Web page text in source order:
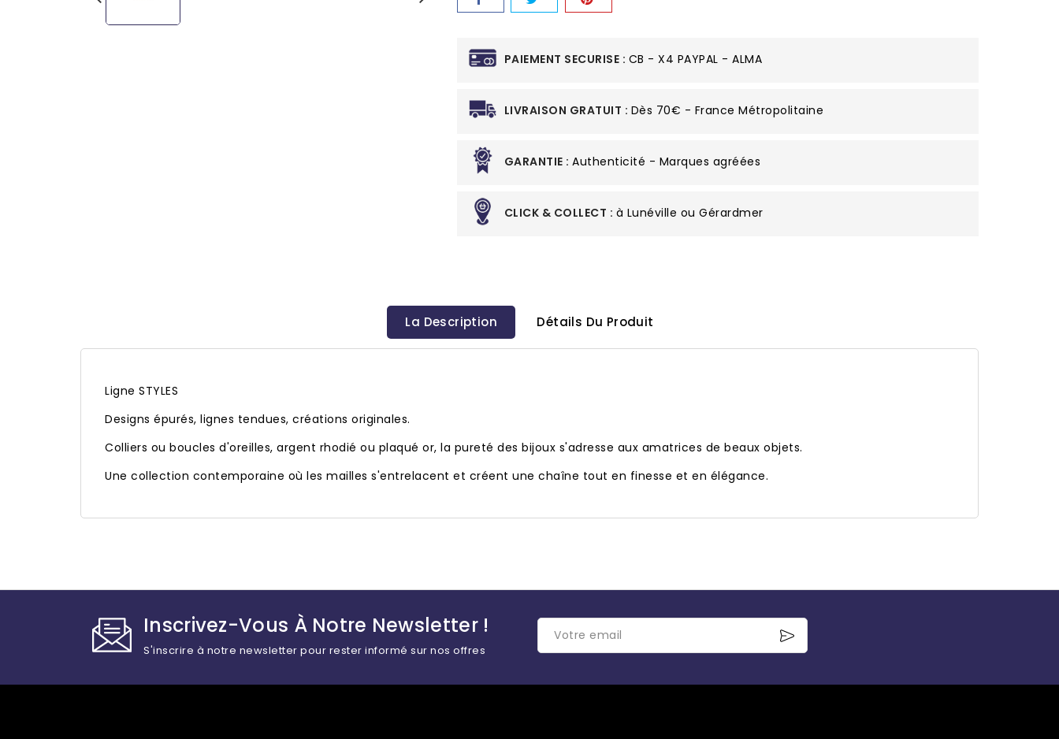
PAIEMENT SECURISE : CB - X4 PAYPAL - ALMA
LIVRAISON GRATUIT : Dès 70€ - France Métropolitaine
GARANTIE : Authenticité - Marques agréées
CLICK & COLLECT : à Lunéville ou Gérardmer
La Description Détails Du Produit
Ligne STYLES
Designs épurés, lignes tendues, créations originales.
Colliers ou boucles d'oreilles, argent rhodié ou plaqué or, la pureté des bijoux s'adresse aux amatrices de beaux objets.
Une collection contemporaine où les mailles s'entrelacent et créent une chaîne tout en finesse et en élégance.
Inscrivez-Vous À Notre Newsletter !
S'inscrire à notre newsletter pour rester informé sur nos offres